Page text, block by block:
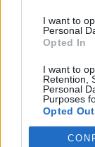
I want to
Personal
Opted In
I want to
Retention,
Personal
Purposes
Opted Out
00:00